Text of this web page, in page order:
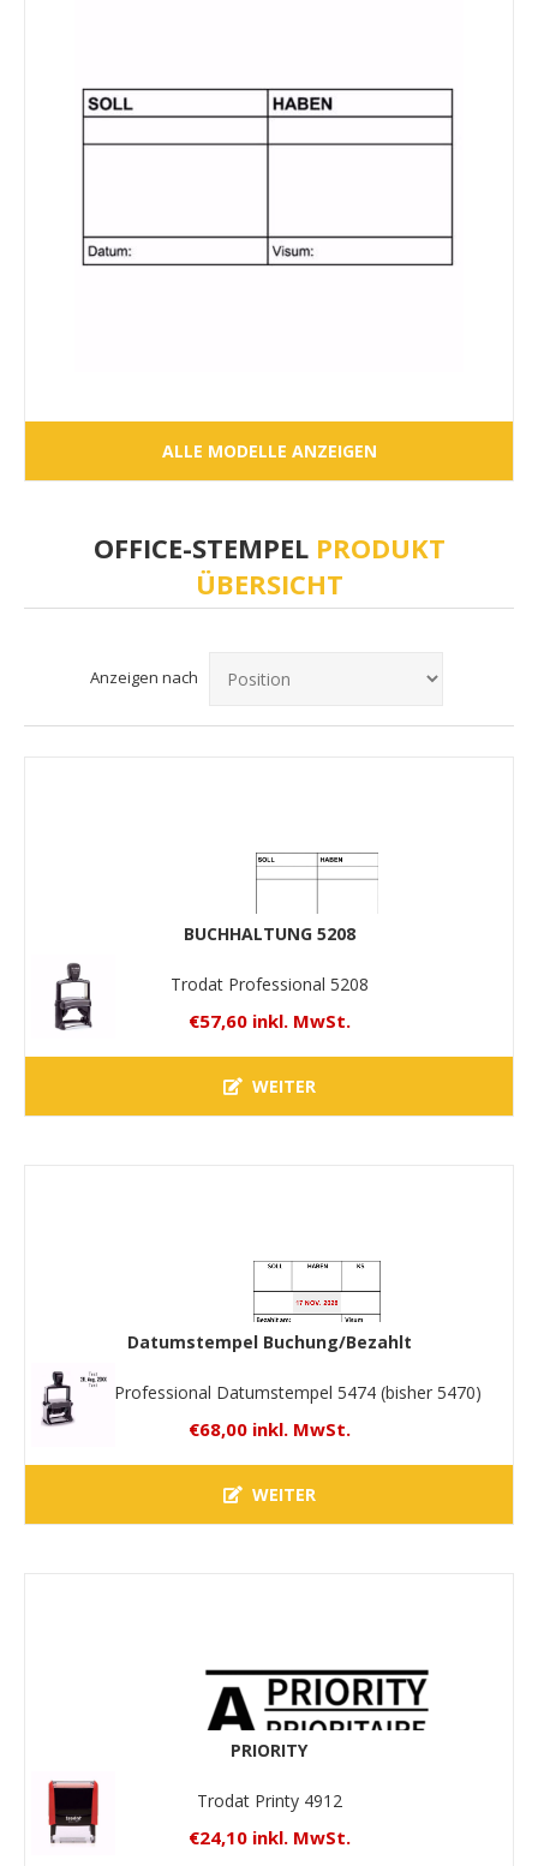
ALLE MODELLE ANZEIGEN
OFFICE-STEMPELPRODUKT
ÜBERSICHT
Anzeigen nach
BUCHHALTUNG 5208
Trodat Professional 5208
€57,60 inkl. MwSt.
WEITER
Datumstempel Buchung/Bezahlt
Trodat Professional Datumstempel 5474 (bisher 5470)
€68,00 inkl. MwSt.
WEITER
PRIORITY
Trodat Printy 4912
€24,10 inkl. MwSt.